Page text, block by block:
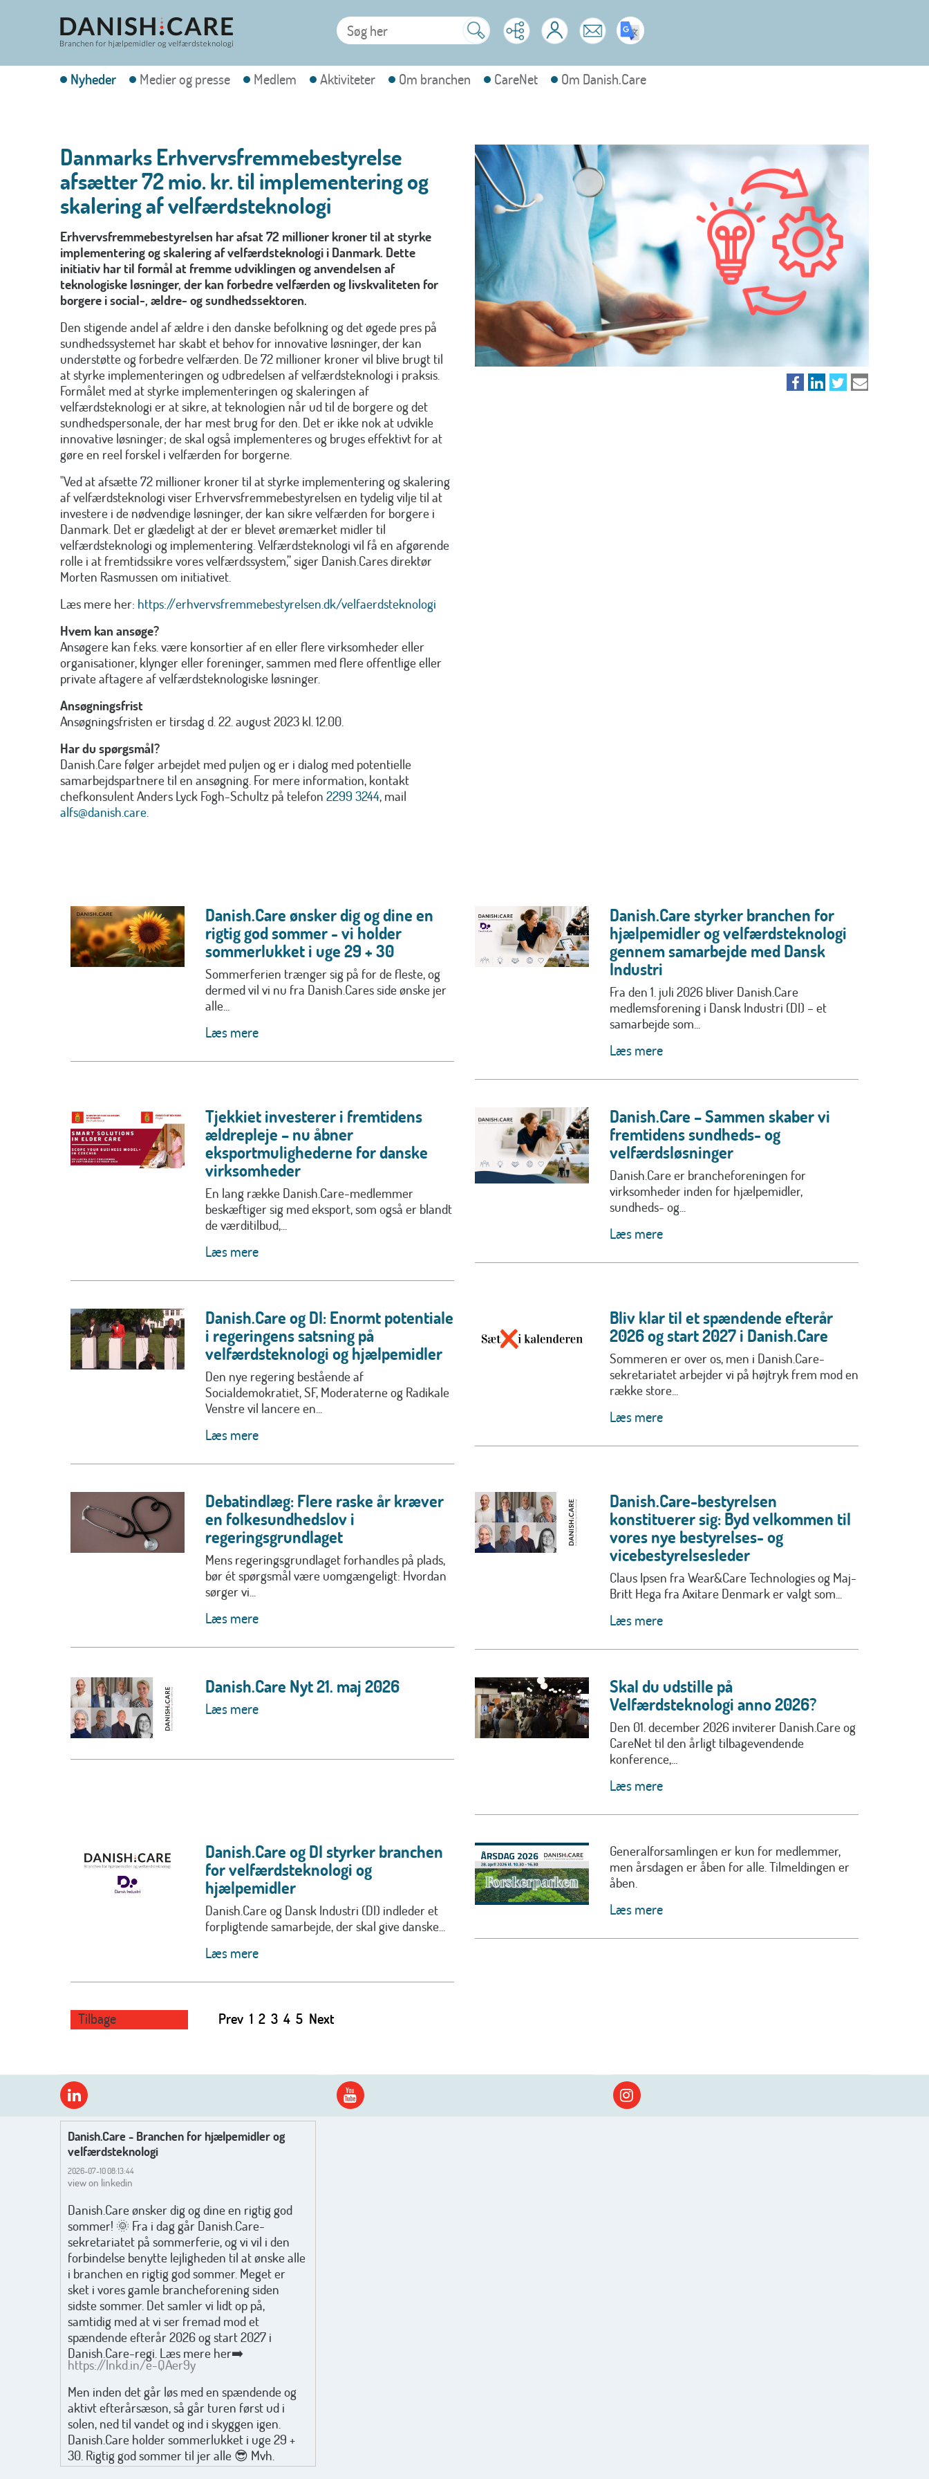
Nyheder Medier og presse Medlem Aktiviteter Om branchen CareNet Om Danish.Care
Danmarks Erhvervsfremmebestyrelse
afsætter 72 mio. kr. til implementering og
skalering af velfærdsteknologi
Erhvervsfremmebestyrelsen har afsat 72 millioner kroner til at styrke
implementering og skalering af velfærdsteknologi i Danmark. Dette
initiativ har til formål at fremme udviklingen og anvendelsen af
teknologiske løsninger, der kan forbedre velfærden og livskvaliteten for
borgere i social-, ældre- og sundhedssektoren.
Den stigende andel af ældre i den danske befolkning og det øgede pres på
sundhedssystemet har skabt et behov for innovative løsninger, der kan
understøtte og forbedre velfærden. De 72 millioner kroner vil blive brugt til
at styrke implementeringen og udbredelsen af velfærdsteknologi i praksis.
Formålet med at styrke implementeringen og skaleringen af
velfærdsteknologi er at sikre, at teknologien når ud til de borgere og det
sundhedspersonale, der har mest brug for den. Det er ikke nok at udvikle
innovative løsninger; de skal også implementeres og bruges effektivt for at
gøre en reel forskel i velfærden for borgerne.
"Ved at afsætte 72 millioner kroner til at styrke implementering og skalering
af velfærdsteknologi viser Erhvervsfremmebestyrelsen en tydelig vilje til at
investere i de nødvendige løsninger, der kan sikre velfærden for borgere i
Danmark. Det er glædeligt at der er blevet øremærket midler til
velfærdsteknologi og implementering. Velfærdsteknologi vil få en afgørende
rolle i at fremtidssikre vores velfærdssystem,” siger Danish.Cares direktør
Morten Rasmussen om initiativet.
Læs mere her: https://erhvervsfremmebestyrelsen.dk/velfaerdsteknologi
Hvem kan ansøge?
Ansøgere kan f.eks. være konsortier af en eller flere virksomheder eller
organisationer, klynger eller foreninger, sammen med flere offentlige eller
private aftagere af velfærdsteknologiske løsninger.
Ansøgningsfrist
Ansøgningsfristen er tirsdag d. 22. august 2023 kl. 12.00.
Har du spørgsmål?
Danish.Care følger arbejdet med puljen og er i dialog med potentielle
samarbejdspartnere til en ansøgning. For mere information, kontakt
chefkonsulent Anders Lyck Fogh-Schultz på telefon 2299 3244, mail
alfs@danish.care.
Danish.Care ønsker dig og dine en
rigtig god sommer - vi holder
sommerlukket i uge 29 + 30
Sommerferien trænger sig på for de fleste, og
dermed vil vi nu fra Danish.Cares side ønske jer
alle...
Læs mere
Danish.Care styrker branchen for
hjælpemidler og velfærdsteknologi
gennem samarbejde med Dansk
Industri
Fra den 1. juli 2026 bliver Danish.Care
medlemsforening i Dansk Industri (DI) – et
samarbejde som...
Læs mere
Tjekkiet investerer i fremtidens
ældrepleje – nu åbner
eksportmulighederne for danske
virksomheder
En lang række Danish.Care-medlemmer
beskæftiger sig med eksport, som også er blandt
de værditilbud,...
Læs mere
Danish.Care – Sammen skaber vi
fremtidens sundheds- og
velfærdsløsninger
Danish.Care er brancheforeningen for
virksomheder inden for hjælpemidler,
sundheds- og...
Læs mere
Danish.Care og DI: Enormt potentiale
i regeringens satsning på
velfærdsteknologi og hjælpemidler
Den nye regering bestående af
Socialdemokratiet, SF, Moderaterne og Radikale
Venstre vil lancere en...
Læs mere
Bliv klar til et spændende efterår
2026 og start 2027 i Danish.Care
Sommeren er over os, men i Danish.Care-
sekretariatet arbejder vi på højtryk frem mod en
række store...
Læs mere
Debatindlæg: Flere raske år kræver
en folkesundhedslov i
regeringsgrundlaget
Mens regeringsgrundlaget forhandles på plads,
bør ét spørgsmål være uomgængeligt: Hvordan
sørger vi...
Læs mere
Danish.Care-bestyrelsen
konstituerer sig: Byd velkommen til
vores nye bestyrelses- og
vicebestyrelsesleder
Claus Ipsen fra Wear&Care Technologies og Maj-
Britt Hega fra Axitare Denmark er valgt som...
Læs mere
Danish.Care Nyt 21. maj 2026
Læs mere
Skal du udstille på
Velfærdsteknologi anno 2026?
Den 01. december 2026 inviterer Danish.Care og
CareNet til den årligt tilbagevendende
konference,...
Læs mere
Danish.Care og DI styrker branchen
for velfærdsteknologi og
hjælpemidler
Danish.Care og Dansk Industri (DI) indleder et
forpligtende samarbejde, der skal give danske...
Læs mere
Generalforsamlingen er kun for medlemmer,
men årsdagen er åben for alle. Tilmeldingen er
åben.
Læs mere
Tilbage Prev 1 2 3 4 5 Next
Danish.Care - Branchen for hjælpemidler og
velfærdsteknologi
2026-07-10 08:13:44
view on linkedin
Danish.Care ønsker dig og dine en rigtig god
sommer! 🌞 Fra i dag går Danish.Care-
sekretariatet på sommerferie, og vi vil i den
forbindelse benytte lejligheden til at ønske alle
i branchen en rigtig god sommer. Meget er
sket i vores gamle brancheforening siden
sidste sommer. Det samler vi lidt op på,
samtidig med at vi ser fremad mod et
spændende efterår 2026 og start 2027 i
Danish.Care-regi. Læs mere her➡️
https://lnkd.in/e-QAer9y
Men inden det går løs med en spændende og
aktivt efterårsæson, så går turen først ud i
solen, ned til vandet og ind i skyggen igen.
Danish.Care holder sommerlukket i uge 29 +
30. Rigtig god sommer til jer alle 😎 Mvh.
Anders, Helle og Malthe